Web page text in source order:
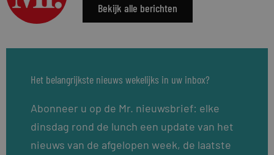
Bekijk alle berichten
Het belangrijkste nieuws wekelijks in uw inbox?
Abonneer u op de Mr. nieuwsbrief: elke
dinsdag rond de lunch een update van het
nieuws van de afgelopen week, de laatste